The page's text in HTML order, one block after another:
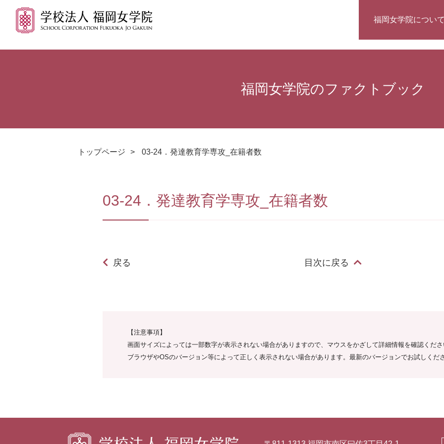
福岡女学院について
福岡女学院のファクトブック
トップページ > 03-24．発達教育学専攻_在籍者数
03-24．発達教育学専攻_在籍者数
戻る 目次に戻る
【注意事項】
画面サイズによっては一部数字が表示されない場合がありますので、マウスをかざして詳細情報を確認くださ
ブラウザやOSのバージョン等によって正しく表示されない場合があります。最新のバージョンでお試しくださ